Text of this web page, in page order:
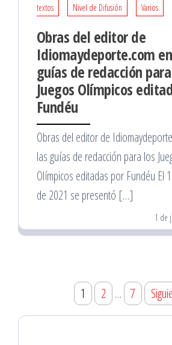
textos
Nivel de Difusión Varios
Obras del editor de
Idiomaydeporte.com
guías de redacción
Juegos Olímpicos
Fundéu
Obras del editor de
las guías de redacción para los
Olímpicos editadas por Fundéu El
de 2021 se presentó […]
1 de
Paginación
de
1 2 … 7